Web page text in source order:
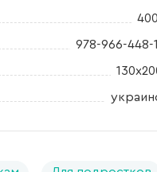
978-966-448-